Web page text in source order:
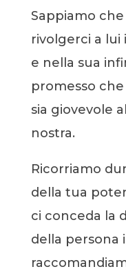
Sappiamo
rivolgerci a lui
e nella sua
promesso
sia giovevole
nostra.
Ricorriamo
della tua
ci conceda la
della persona